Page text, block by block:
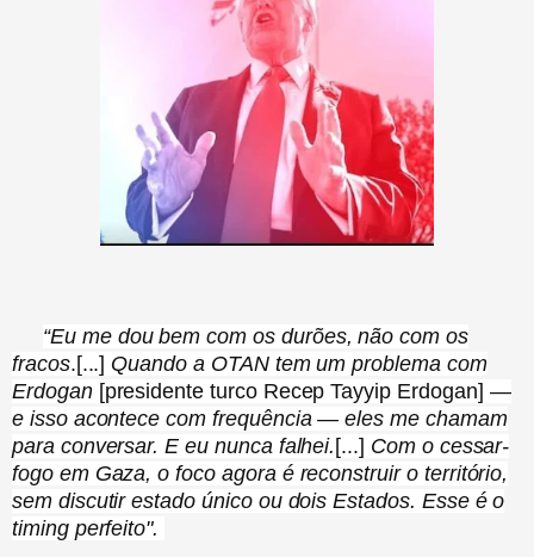
“Eu me dou bem com os durões, não com os
fracos.[...] Quando a OTAN tem um problema com
Erdogan[presidente turco Recep Tayyip Erdogan] —
e isso acontece com frequência — eles me chamam
para conversar. E eu nunca falhei.[...] Com o cessar-
fogo em Gaza, o foco agora é reconstruir o território,
sem discutir estado único ou dois Estados. Esse é o
timing perfeito".